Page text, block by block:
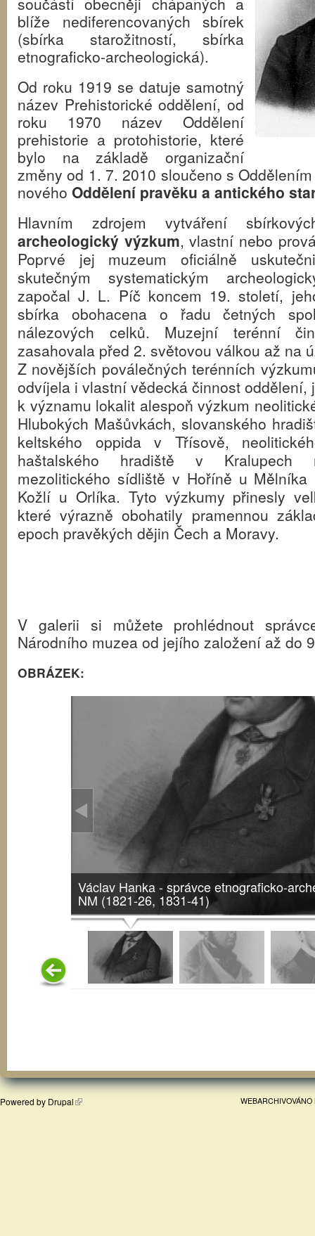
blíže nediferencovaných sbírek
(sbírka starožitností, sbírka
etnograficko-archeologická).
Od roku 1919 se datuje samotný
název Prehistorické oddělení, od
roku 1970 název Oddělení
prehistorie a protohistorie, které
bylo na základě organizační
změny od 1. 7. 2010 sloučeno s
nového Oddělení pravěku a antického
Hlavním zdrojem vytváření
archeologický výzkum, vlastní nebo
Poprvé jej muzeum oficiálně
skutečným systematickým
započal J. L. Píč koncem 19. století,
sbírka obohacena o řadu četných
nálezových celků. Muzejní terénní
zasahovala před 2. světovou válkou až na
Z novějších poválečných terénních
odvíjela i vlastní vědecká činnost oddělení,
k významu lokalit alespoň výzkum
Hlubokých Mašůvkách, slovanského
keltského oppida v Třísově,
haštalského hradiště v Kralupech
mezolitického sídliště v Hoříně u
Kožlí u Orlíka. Tyto výzkumy přinesly
které výrazně obohatily pramennou
epoch pravěkých dějin Čech a Moravy.
V galerii si můžete prohlédnout
Národního muzea od jejího založení až do
OBRÁZEK:
Václav Hanka - správce etnograficko-
NM (1821-26, 1831-41)
Powered by Drupal